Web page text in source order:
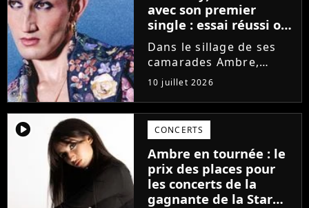
avec son premier
single : essai réussi ou
manqué ? Voici notre
avis !
Dans le sillage de ses
camarades Ambre,
Bastiaan ou Melissa,
Victor Aupecle lance
son projet musical ce
vendredi 10 juillet avec
la parution du single Je
fais de mon mieux. Le
demi-finaliste...
10 juillet 2026
player2 CONCERTS
Ambre en tournée : le
prix des places pour
les concerts de la
gagnante de la Star